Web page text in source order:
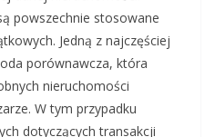
powszechnie stosowane
Jedną z najczęściej
porównawcza, która
nieruchomości
W tym przypadku
dotyczących transakcji